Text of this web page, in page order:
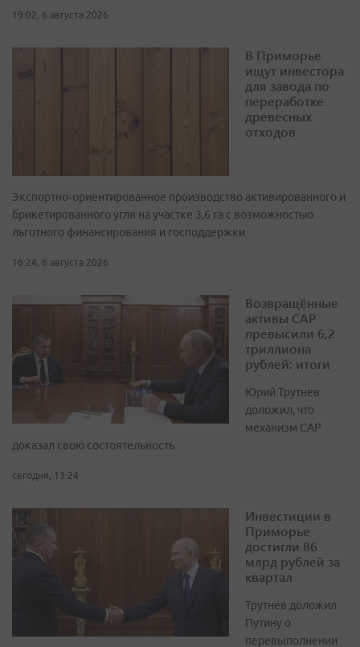
19:02, 6 августа 2026
В Приморье
ищут инвестора
для завода по
переработке
древесных
отходов
Экспортно‑ориентированное производство активированного и
брикетированного угля на участке 3,6 га с возможностью
льготного финансирования и господдержки
16:24, 6 августа 2026
Возвращённые
активы САР
превысили 6,2
триллиона
рублей: итоги
Юрий Трутнев
доложил, что
механизм САР
доказал свою состоятельность
сегодня, 13:24
Инвестиции в
Приморье
достигли 86
млрд рублей за
квартал
Трутнев доложил
Путину о
перевыполнении